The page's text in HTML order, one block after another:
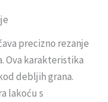
precizno rezanje
Ova karakteristika
debljih grana.
lakoću s